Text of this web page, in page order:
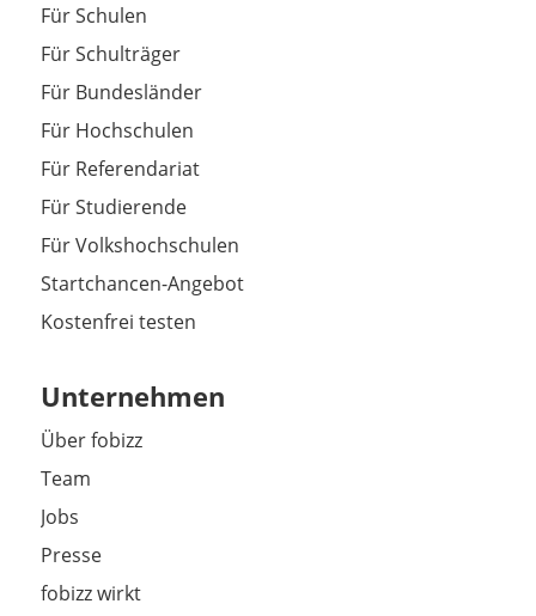
Für Schulen
Für Schulträger
Für Bundesländer
Für Hochschulen
Für Referendariat
Für Studierende
Für Volkshochschulen
Startchancen-Angebot
Kostenfrei testen
Unternehmen
Über fobizz
Team
Jobs
Presse
fobizz wirkt